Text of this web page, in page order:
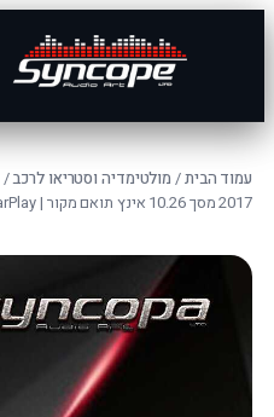
עמוד הבית/ מולטימדיה וסטריאו לרכב/
2017 מסך 10.26 אינץ תואם מקור | Apple CarPlay אלחוטי | Maserati 2017 Multimedia System